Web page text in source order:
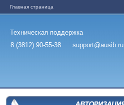
Главная страница
Техническая поддержка
8 (3812) 90-55-38
support@ausib.ru